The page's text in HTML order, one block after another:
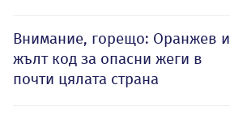
Внимание, горещо: Оранжев и
жълт код за опасни жеги в
почти цялата страна